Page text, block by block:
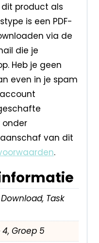
product als
is een PDF-
via de
die je
Heb je geen
even in je spam
aanschaf van dit
.
Task
Groep 5